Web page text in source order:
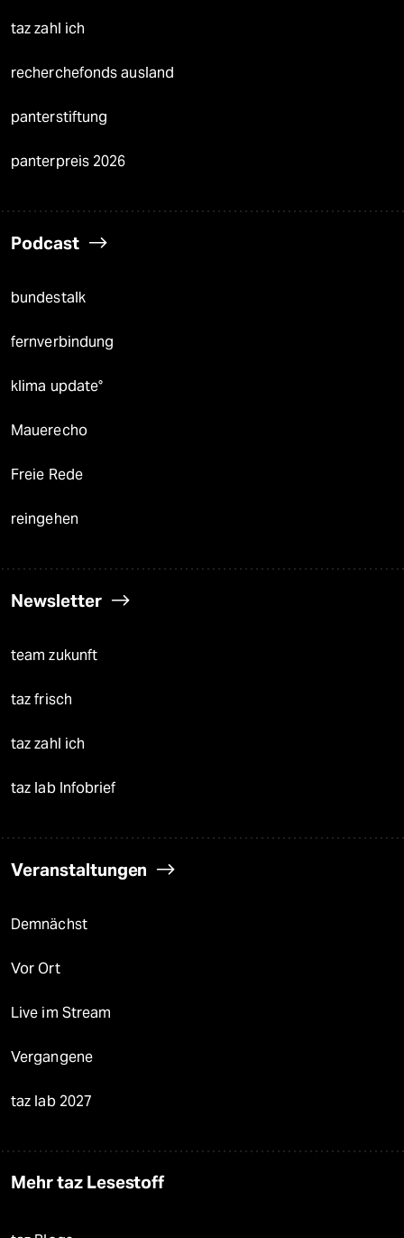
taz zahl ich
recherchefonds ausland
panterstiftung
panterpreis 2026
Podcast
bundestalk
fernverbindung
klima update°
Mauerecho
Freie Rede
reingehen
Newsletter
team zukunft
taz frisch
taz zahl ich
taz lab Infobrief
Veranstaltungen
Demnächst
Vor Ort
Live im Stream
Vergangene
taz lab 2027
Mehr taz Lesestoff